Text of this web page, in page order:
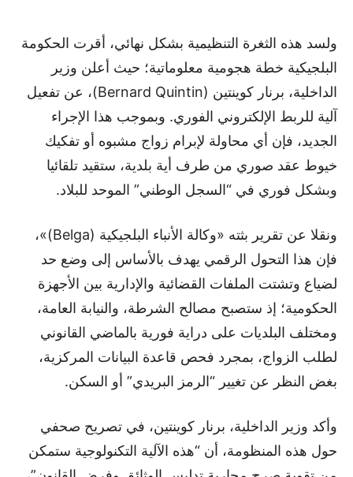
ولسد هذه الثغرة التنظيمية بشكل نهائي، أقرت الحكومة
البلجيكية خطة هجومية معلوماتية؛ حيث أعلن وزير
الداخلية، برنار كوينتين (Bernard Quintin)، عن تفعيل
آلية للربط الإلكتروني الفوري. وبموجب هذا الإجراء
الجديد، فإن أي محاولة لإبرام زواج مشبوه أو تفكيك
خيوط عقد صوري من طرف أية بلدية، ستقيد تلقائيا
وبشكل فوري في “السجل الوطني” الموحد للبلاد.
ونقلا عن تقرير بثته «وكالة الأنباء البلجيكية (Belga)»،
فإن هذا التحول الرقمي يهدف بالأساس إلى وضع حد
لضياع وتشتت الملفات القضائية والإدارية بين الأجهزة
الحكومية؛ إذ ستصبح مصالح الشرطة، والنيابة العامة،
ومختلف البلديات على دراية فورية بالماضي القانوني
لطلب الزواج، بمجرد فحص قاعدة البيانات المركزية،
بغض النظر عن تغيير “الرمز البريدي” أو السكن.
وأكد وزير الداخلية، برنار كوينتين، في تصريح صحفي
حول هذه المنظومة، أن “هذه الآلية التكنولوجية ستمكن